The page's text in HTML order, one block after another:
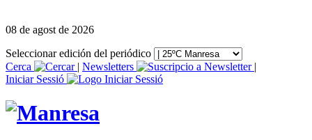
08 de agost de 2026
Seleccionar edición del periódico
Cerca
| Newsletters
|
Iniciar Sessió